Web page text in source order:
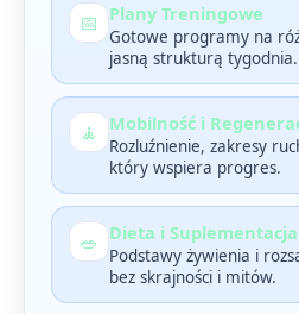
📅 Plany Treningowe
Gotowe programy na
jasną strukturą tygodnia.
🧘 Mobilność i
Rozluźnienie, zakresy
który wspiera progres.
🥗 Dieta i Suplementacja
Podstawy żywienia i
bez skrajności i mitów.